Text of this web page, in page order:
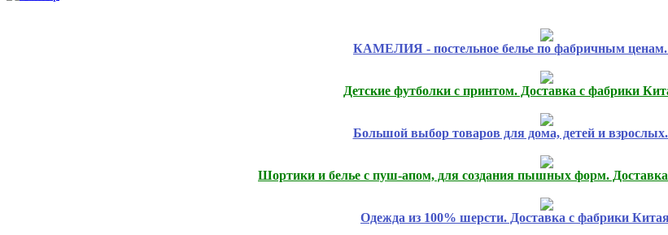
КАМЕЛИЯ - постельное белье по фабричным
Детские футболки с принтом. Доставка с фабрики
Большой выбор товаров для дома, детей и
Шортики и белье с пуш-апом, для создания пышных форм.
Одежда из 100% шерсти. Доставка с фабрики